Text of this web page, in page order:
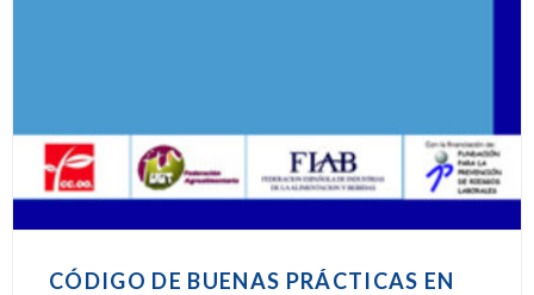
CÓDIGO DE BUENAS PRÁCTICAS EN